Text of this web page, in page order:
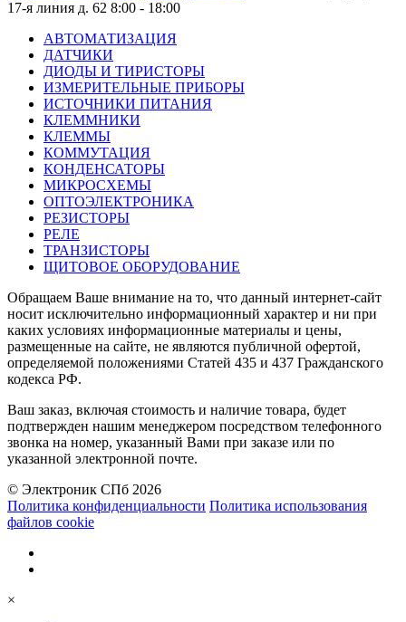
17-я линия д. 62 8:00 - 18:00
АВТОМАТИЗАЦИЯ
ДАТЧИКИ
ДИОДЫ И ТИРИСТОРЫ
ИЗМЕРИТЕЛЬНЫЕ ПРИБОРЫ
ИСТОЧНИКИ ПИТАНИЯ
КЛЕММНИКИ
КЛЕММЫ
КОММУТАЦИЯ
КОНДЕНСАТОРЫ
МИКРОСХЕМЫ
ОПТОЭЛЕКТРОНИКА
РЕЗИСТОРЫ
РЕЛЕ
ТРАНЗИСТОРЫ
ЩИТОВОЕ ОБОРУДОВАНИЕ
Обращаем Ваше внимание на то, что данный интернет-сайт
носит исключительно информационный характер и ни при
каких условиях информационные материалы и цены,
размещенные на сайте, не являются публичной офертой,
определяемой положениями Статей 435 и 437 Гражданского
кодекса РФ.
Ваш заказ, включая стоимость и наличие товара, будет
подтвержден нашим менеджером посредством телефонного
звонка на номер, указанный Вами при заказе или по
указанной электронной почте.
© Электроник СПб 2026
Политика конфиденциальности Политика использования
файлов cookie
×